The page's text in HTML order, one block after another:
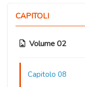
CAPITOLI
Volume 02
Capitolo 08